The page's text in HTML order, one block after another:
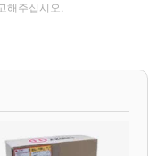
해주십시오.